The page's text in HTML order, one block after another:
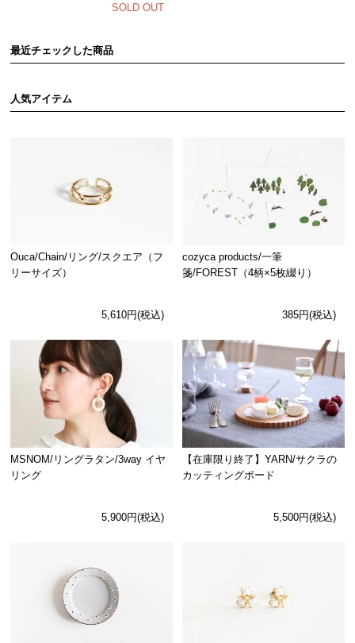
SOLD OUT
最近チェックした商品
人気アイテム
Ouca/Chain/リング/スクエア（フ
リーサイズ）
5,610円(税込)
cozyca products/一筆
箋/FOREST（4柄×5枚綴り）
385円(税込)
MSNOM/リングラタン/3way イヤ
リング
5,900円(税込)
【在庫限り終了】YARN/サクラの
カッティングボード
5,500円(税込)